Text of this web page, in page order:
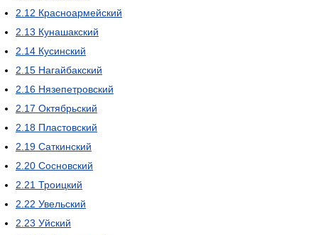
2.12 Красноармейский
2.13 Кунашакский
2.14 Кусинский
2.15 Нагайбакский
2.16 Нязепетровский
2.17 Октябрьский
2.18 Пластовский
2.19 Саткинский
2.20 Сосновский
2.21 Троицкий
2.22 Увельский
2.23 Уйский